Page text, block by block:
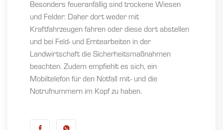
Besonders feueranfällig sind trockene Wiesen
und Felder: Daher dort weder mit
Kraftfahrzeugen fahren oder diese dort abstellen
und bei Feld- und Erntearbeiten in der
Landwirtschaft die Sicherheitsmaßnahmen
beachten. Zudem empfiehlt es sich, ein
Mobiltelefon für den Notfall mit- und die
Notrufnummern im Kopf zu haben.